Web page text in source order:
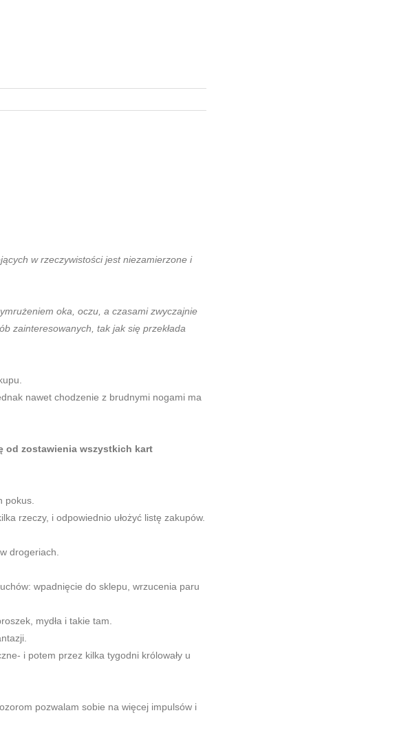
w rzeczywistości jest niezamierzone i
oka, oczu, a czasami zwyczajnie
zainteresowanych, tak jak się przekłada
nawet chodzenie z brudnymi nogami ma
od zostawienia wszystkich kart
pokus.
rzeczy, i odpowiednio ułożyć listę zakupów.
drogeriach.
wpadnięcie do sklepu, wrzucenia paru
mydła i takie tam.
i potem przez kilka tygodni królowały u
pozwalam sobie na więcej impulsów i